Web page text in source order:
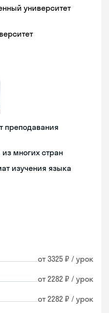
университет
преподавания
многих стран
изучения языка
от 3325 ₽ / урок
от 2282 ₽ / урок
от 2282 ₽ / урок